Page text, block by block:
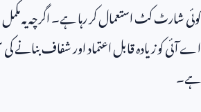
کوئی شارٹ کٹ استعمال کر رہا ہے۔ اگرچہ یہ
اے آئی کو زیادہ قابل اعتماد اور شفاف
ہے۔